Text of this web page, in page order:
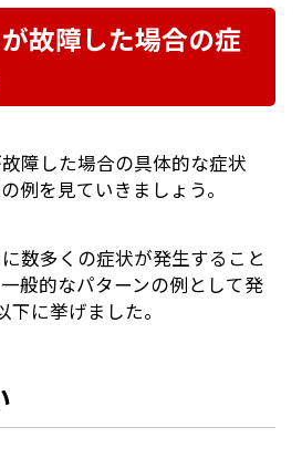
故障した場合の症
障した場合の具体的な症状
例を見ていきましょう。
数多くの症状が発生すること
般的なパターンの例として発
に挙げました。